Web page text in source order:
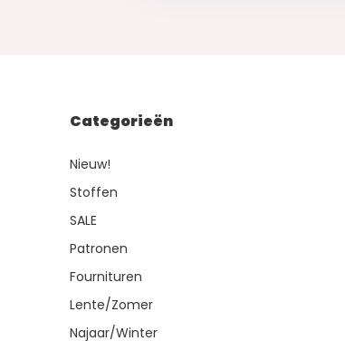
Categorieën
Nieuw!
Stoffen
SALE
Patronen
Fournituren
Lente/Zomer
Najaar/Winter